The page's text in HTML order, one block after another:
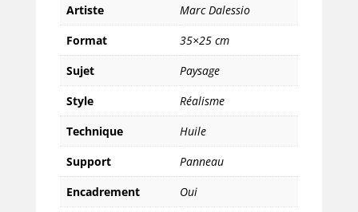
Artiste
Marc Dalessio
Format
35×25 cm
Sujet
Paysage
Style
Réalisme
Technique
Huile
Support
Panneau
Encadrement
Oui